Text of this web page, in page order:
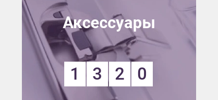
Аксессуары
1 3 2 0